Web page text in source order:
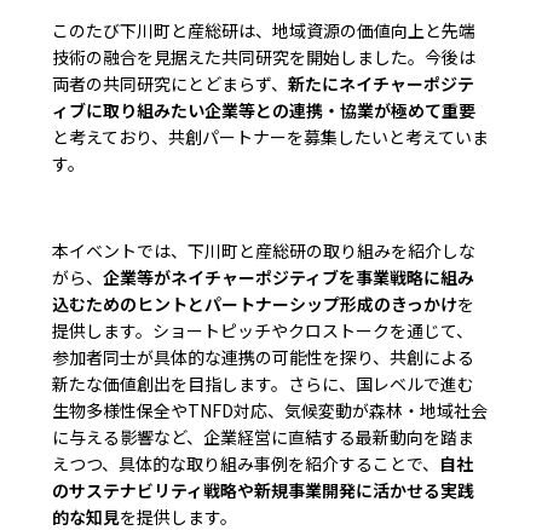
このたび下川町と産総研は、地域資源の価値向上と先端
技術の融合を見据えた共同研究を開始しました。今後は
両者の共同研究にとどまらず、新たにネイチャーポジテ
ィブに取り組みたい企業等との連携・協業が極めて重要
と考えており、共創パートナーを募集したいと考えていま
す。
本イベントでは、下川町と産総研の取り組みを紹介しな
がら、企業等がネイチャーポジティブを事業戦略に組み
込むためのヒントとパートナーシップ形成のきっかけを
提供します。ショートピッチやクロストークを通じて、
参加者同士が具体的な連携の可能性を探り、共創による
新たな価値創出を目指します。さらに、国レベルで進む
生物多様性保全やTNFD対応、気候変動が森林・地域社会
に与える影響など、企業経営に直結する最新動向を踏ま
えつつ、具体的な取り組み事例を紹介することで、 自社
のサステナビリティ戦略や新規事業開発に活かせる実践
的な知見を提供します。